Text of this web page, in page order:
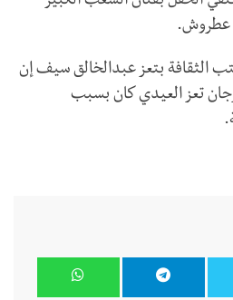
عطروش.
الثقافة بتعز عبدالخالق سيف إن
تعز العيدي كان بسبب